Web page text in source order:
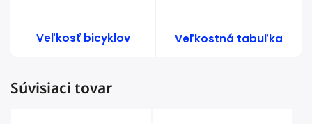
Veľkosť bicyklov Veľkostná tabuľka
Súvisiaci tovar